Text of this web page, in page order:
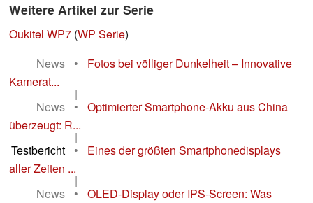
Weitere Artikel zur Serie
Oukitel WP7 (WP Serie)
News
•
Fotos bei völliger Dunkelheit – Innovative
Kamerat...
|
News
•
Optimierter Smartphone-Akku aus China
überzeugt: R...
|
Testbericht
•
Eines der größten Smartphonedisplays
aller Zeiten ...
|
News
•
OLED-Display oder IPS-Screen: Was